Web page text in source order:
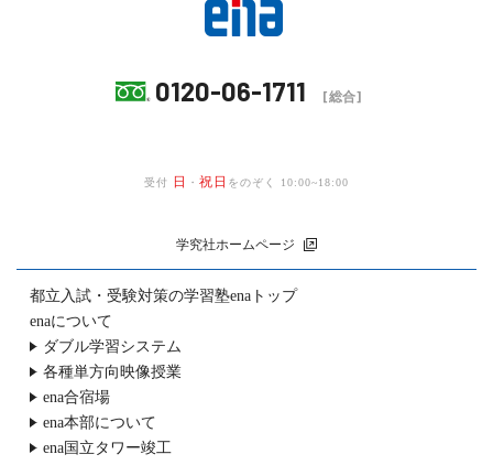
0120-06-1711 [総合]
受付 日 ・ 祝日 をのぞく 10:00~18:00
学究社ホームページ
都立入試・受験対策の学習塾enaトップ
enaについて
ダブル学習システム
各種単方向映像授業
ena合宿場
ena本部について
ena国立タワー竣工